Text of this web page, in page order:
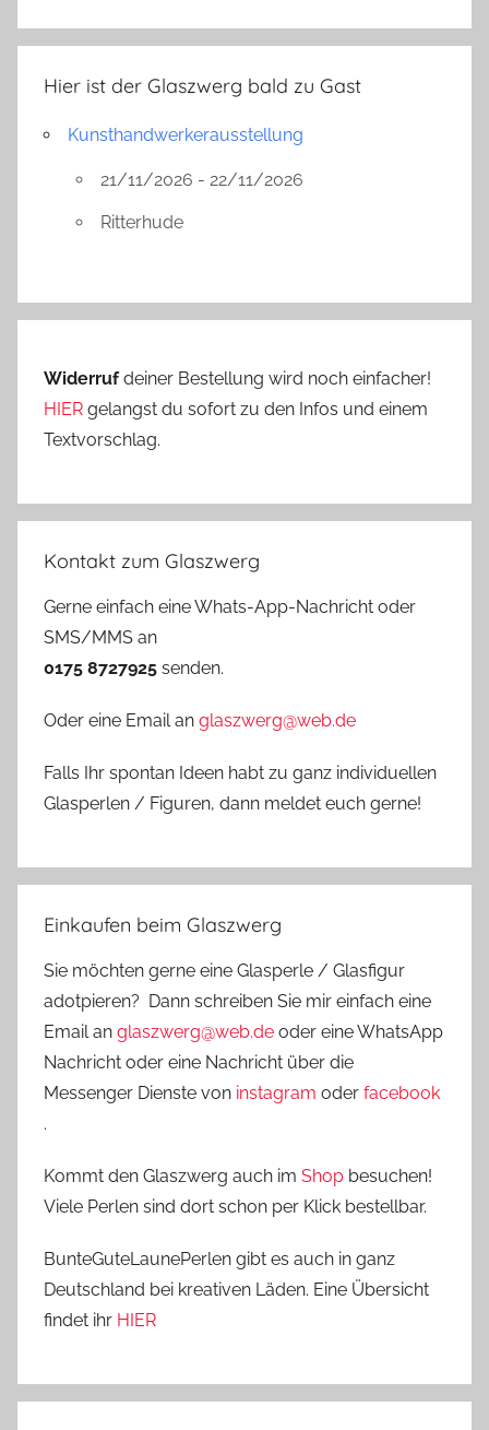
Hier ist der Glaszwerg bald zu Gast
Kunsthandwerkerausstellung
21/11/2026 - 22/11/2026
Ritterhude
Widerrufdeiner Bestellung wird noch einfacher!
HIER gelangst du sofort zu den Infos und einem
Textvorschlag.
Kontakt zum Glaszwerg
Gerne einfach eine Whats-App-Nachricht oder
SMS/MMS an
0175 8727925 senden.
Oder eine Email an glaszwerg@web.de
Falls Ihr spontan Ideen habt zu ganz individuellen
Glasperlen / Figuren, dann meldet euch gerne!
Einkaufen beim Glaszwerg
Sie möchten gerne eine Glasperle / Glasfigur
adotpieren? Dann schreiben Sie mir einfach eine
Email an glaszwerg@web.de oder eine WhatsApp
Nachricht oder eine Nachricht über die
Messenger Dienste von instagram oder facebook
.
Kommt den Glaszwerg auch im Shop besuchen!
Viele Perlen sind dort schon per Klick bestellbar.
BunteGuteLaunePerlen gibt es auch in ganz
Deutschland bei kreativen Läden. Eine Übersicht
findet ihr HIER